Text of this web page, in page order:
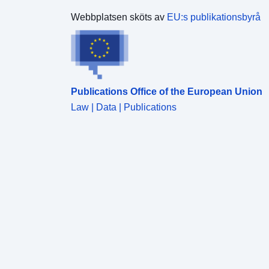
Webbplatsen sköts av EU:s publikationsbyrå
Publications Office of the European Union
Law | Data | Publications